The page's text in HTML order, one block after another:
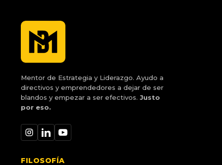
Mentor de Estrategia y Liderazgo. Ayudo a
directivos y emprendedores a dejar de ser
blandos y empezar a ser efectivos.Justo
por eso.
FILOSOFÍA